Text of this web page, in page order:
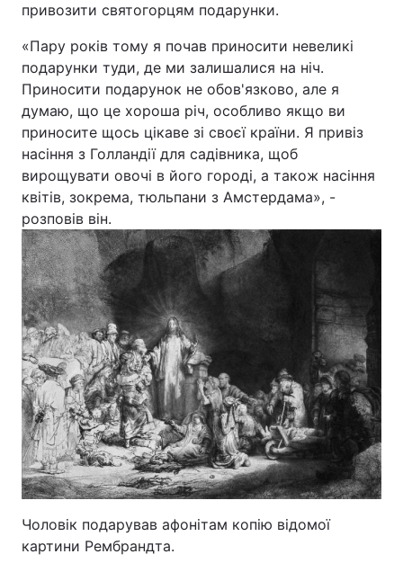
ПОСЛУГИ
Реклама на сайті Фотобанк
Моніторинг Пресцентр
привозити святогорцям подарунки.
«Пару років тому я почав приносити невеликі
подарунки туди, де ми залишалися на ніч.
Приносити подарунок не обов'язково, але я
думаю, що це хороша річ, особливо якщо ви
приносите щось цікаве зі своєї країни. Я привіз
насіння з Голландії для садівника, щоб
вирощувати овочі в його городі, а також насіння
квітів, зокрема, тюльпани з Амстердама», -
розповів він.
Чоловік подарував афонітам копію відомої
картини Рембрандта.